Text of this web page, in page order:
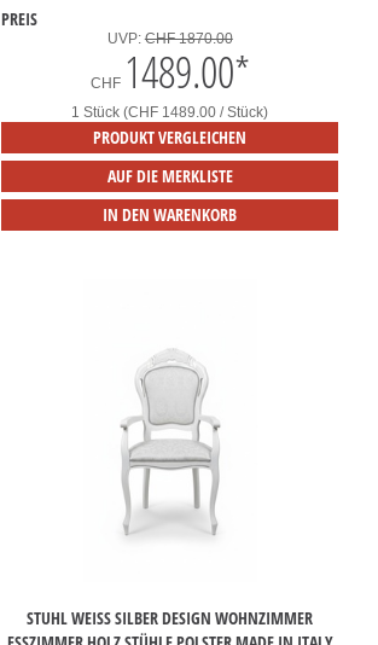
PREIS
UVP:CHF 1870.00
CHF 1489.00*
1 Stück (CHF 1489.00 / Stück)
PRODUKT VERGLEICHEN
AUF DIE MERKLISTE
IN DEN WARENKORB
STUHL WEISS SILBER DESIGN WOHNZIMMER E